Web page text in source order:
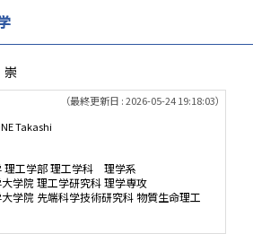
（最終更新日 : 2026-05-24 19:18:03）
Takashi
理工学部 理工学科 理学系
学院 理工学研究科 理学専攻
学院 先端科学技術研究科 物質生命理工